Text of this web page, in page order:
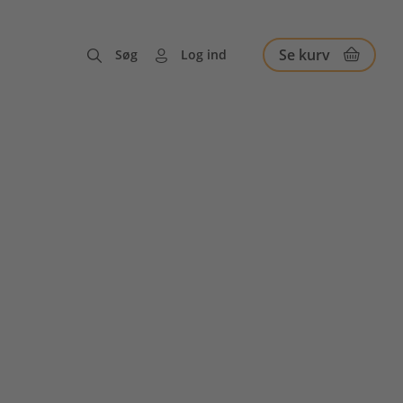
Søg Log ind Se kurv